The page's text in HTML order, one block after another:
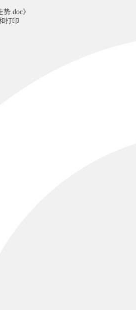
.doc》
打印